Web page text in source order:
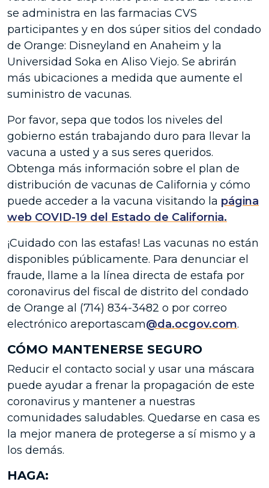
se administra en las farmacias CVS
participantes y en dos súper sitios del condado
de Orange: Disneyland en Anaheim y la
Universidad Soka en Aliso Viejo. Se abrirán
más ubicaciones a medida que aumente el
suministro de vacunas.
Por favor, sepa que todos los niveles del
gobierno están trabajando duro para llevar la
vacuna a usted y a sus seres queridos.
Obtenga más información sobre el plan de
distribución de vacunas de California y cómo
puede acceder a la vacuna visitando la página
web COVID-19 del Estado de California.
¡Cuidado con las estafas! Las vacunas no están
disponibles públicamente. Para denunciar el
fraude, llame a la línea directa de estafa por
coronavirus del fiscal de distrito del condado
de Orange al (714) 834-3482 o por correo
electrónico areportascam@da.ocgov.com.
CÓMO MANTENERSE SEGURO
Reducir el contacto social y usar una máscara
puede ayudar a frenar la propagación de este
coronavirus y mantener a nuestras
comunidades saludables. Quedarse en casa es
la mejor manera de protegerse a sí mismo y a
los demás.
HAGA: